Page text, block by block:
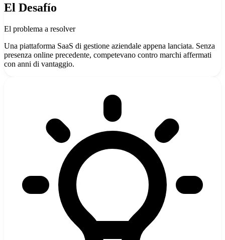
El Desafío
El problema a resolver
Una piattaforma SaaS di gestione aziendale appena lanciata. Senza
presenza online precedente, competevano contro marchi affermati
con anni di vantaggio.